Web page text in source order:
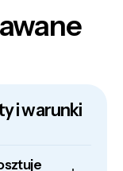
i warunki